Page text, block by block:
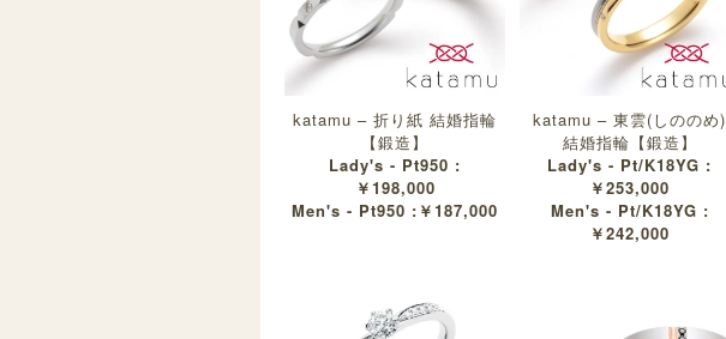
katamu – 折り紙 結婚指輪
【鍛造】
Lady's - Pt950 :
￥198,000
Men's - Pt950 :￥187,000
katamu – 東雲(しののめ)
結婚指輪【鍛造】
Lady's - Pt/K18YG :
￥253,000
Men's - Pt/K18YG :
￥242,000